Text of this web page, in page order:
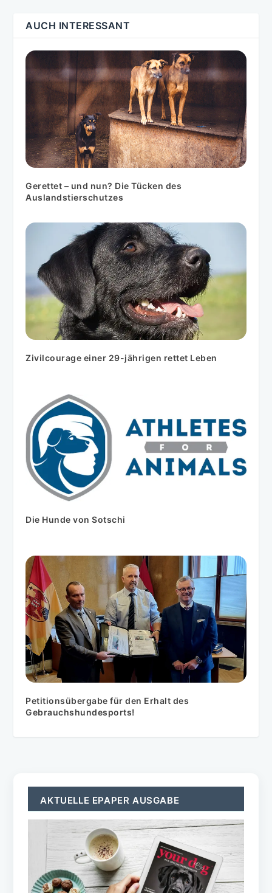
AUCH INTERESSANT
Gerettet – und nun? Die Tücken des
Auslandstierschutzes
Zivilcourage einer 29-jährigen rettet Leben
Die Hunde von Sotschi
Petitionsübergabe für den Erhalt des
Gebrauchshundesports!
AKTUELLE EPAPER AUSGABE